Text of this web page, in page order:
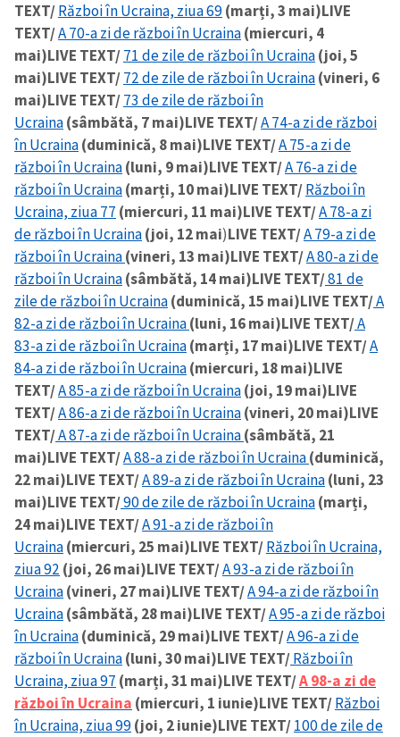
TEXT/Război în Ucraina, ziua 69(marți, 3 mai)LIVE
TEXT/A 70-a zi de război în Ucraina(miercuri, 4
mai)LIVE TEXT/71 de zile de război în Ucraina(joi, 5
mai)LIVE TEXT/72 de zile de război în Ucraina(vineri, 6
mai)LIVE TEXT/73 de zile de război în
Ucraina(sâmbătă, 7 mai)LIVE TEXT/A 74-a zi de război
în Ucraina(duminică, 8 mai)LIVE TEXT/A 75-a zi de
război în Ucraina(luni, 9 mai)LIVE TEXT/A 76-a zi de
război în Ucraina(marți, 10 mai)LIVE TEXT/Război în
Ucraina, ziua 77 (miercuri, 11 mai)LIVE TEXT/A 78-a zi
de război în Ucraina(joi, 12 mai)LIVE TEXT/A 79-a zi de
război în Ucraina(vineri, 13 mai)LIVE TEXT/A 80-a zi de
război în Ucraina(sâmbătă, 14 mai)LIVE TEXT/81 de
zile de război în Ucraina(duminică, 15 mai)LIVE TEXT/A
82-a zi de război în Ucraina(luni, 16 mai)LIVE TEXT/A
83-a zi de război în Ucraina(marți, 17 mai)LIVE TEXT/A
84-a zi de război în Ucraina(miercuri, 18 mai)LIVE
TEXT/A 85-a zi de război în Ucraina(joi, 19 mai)LIVE
TEXT/A 86-a zi de război în Ucraina(vineri, 20 mai)LIVE
TEXT/A 87-a zi de război în Ucraina(sâmbătă, 21
mai)LIVE TEXT/A 88-a zi de război în Ucraina(duminică,
22 mai)LIVE TEXT/A 89-a zi de război în Ucraina(luni, 23
mai)LIVE TEXT/90 de zile de război în Ucraina(marți,
24 mai)LIVE TEXT/A 91-a zi de război în
Ucraina(miercuri, 25 mai)LIVE TEXT/Război în Ucraina,
ziua 92 (joi, 26 mai)LIVE TEXT/A 93-a zi de război în
Ucraina(vineri, 27 mai)LIVE TEXT/A 94-a zi de război în
Ucraina(sâmbătă, 28 mai)LIVE TEXT/A 95-a zi de război
în Ucraina(duminică, 29 mai)LIVE TEXT/A 96-a zi de
război în Ucraina(luni, 30 mai)LIVE TEXT/Război în
Ucraina, ziua 97 (marți, 31 mai)LIVE TEXT/A 98-a zi de
război în Ucraina (miercuri, 1 iunie)LIVE TEXT/Război
în Ucraina, ziua 99(joi, 2 iunie)LIVE TEXT/100 de zile de